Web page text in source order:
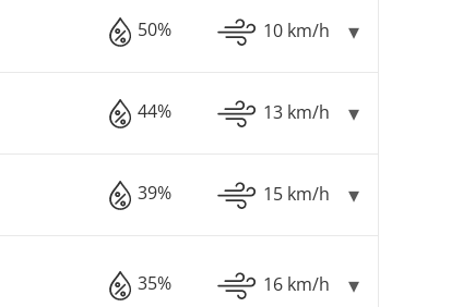
50% 10 km/h
44% 13 km/h
39% 15 km/h
35% 16 km/h